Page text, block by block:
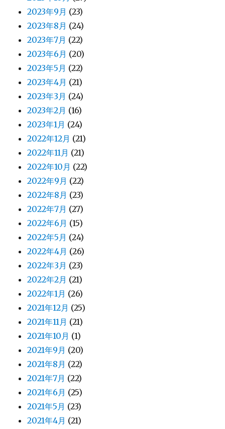
2023年9月 (23)
2023年8月 (24)
2023年7月 (22)
2023年6月 (20)
2023年5月 (22)
2023年4月 (21)
2023年3月 (24)
2023年2月 (16)
2023年1月 (24)
2022年12月 (21)
2022年11月 (21)
2022年10月 (22)
2022年9月 (22)
2022年8月 (23)
2022年7月 (27)
2022年6月 (15)
2022年5月 (24)
2022年4月 (26)
2022年3月 (23)
2022年2月 (21)
2022年1月 (26)
2021年12月 (25)
2021年11月 (21)
2021年10月 (1)
2021年9月 (20)
2021年8月 (22)
2021年7月 (22)
2021年6月 (25)
2021年5月 (23)
2021年4月 (21)